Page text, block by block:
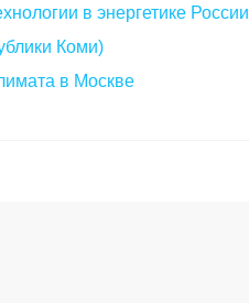
в энергетике России
Коми)
в Москве